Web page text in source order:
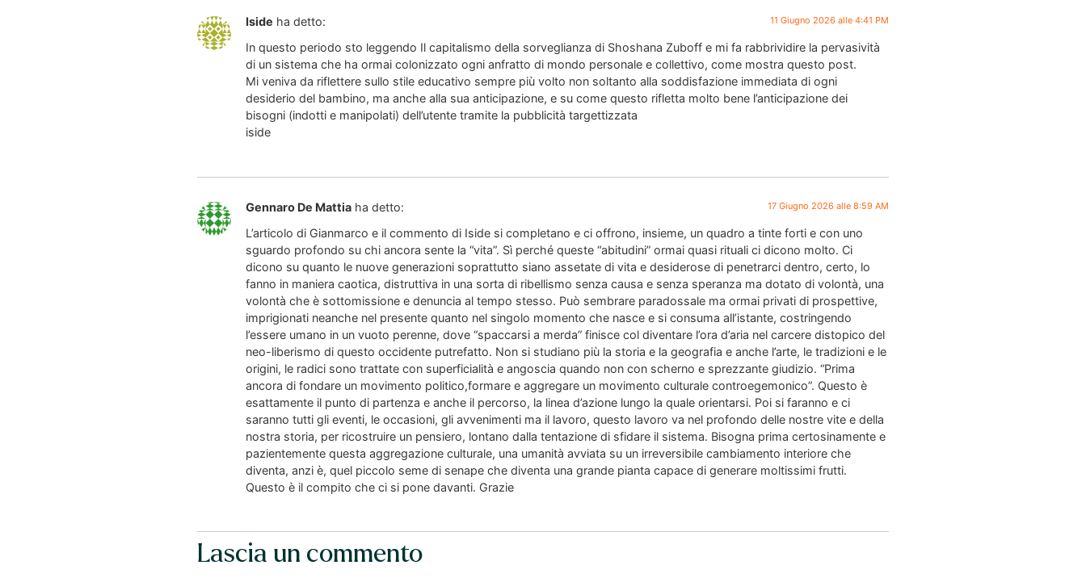
Iside ha detto: 11 Giugno 2026 alle 4:41 PM
In questo periodo sto leggendo Il capitalismo della sorveglianza di Shoshana Zuboff e mi fa rabbrividire la pervasività
di un sistema che ha ormai colonizzato ogni anfratto di mondo personale e collettivo, come mostra questo post.
Mi veniva da riflettere sullo stile educativo sempre più volto non soltanto alla soddisfazione immediata di ogni
desiderio del bambino, ma anche alla sua anticipazione, e su come questo rifletta molto bene l’anticipazione dei
bisogni (indotti e manipolati) dell’utente tramite la pubblicità targettizzata
iside
Gennaro De Mattia ha detto: 17 Giugno 2026 alle 8:59 AM
L’articolo di Gianmarco e il commento di Iside si completano e ci offrono, insieme, un quadro a tinte forti e con uno
sguardo profondo su chi ancora sente la “vita”. Sì perché queste “abitudini” ormai quasi rituali ci dicono molto. Ci
dicono su quanto le nuove generazioni soprattutto siano assetate di vita e desiderose di penetrarci dentro, certo, lo
fanno in maniera caotica, distruttiva in una sorta di ribellismo senza causa e senza speranza ma dotato di volontà, una
volontà che è sottomissione e denuncia al tempo stesso. Può sembrare paradossale ma ormai privati di prospettive,
imprigionati neanche nel presente quanto nel singolo momento che nasce e si consuma all’istante, costringendo
l’essere umano in un vuoto perenne, dove “spaccarsi a merda” finisce col diventare l’ora d’aria nel carcere distopico del
neo-liberismo di questo occidente putrefatto. Non si studiano più la storia e la geografia e anche l’arte, le tradizioni e le
origini, le radici sono trattate con superficialità e angoscia quando non con scherno e sprezzante giudizio. “Prima
ancora di fondare un movimento politico,formare e aggregare un movimento culturale controegemonico”. Questo è
esattamente il punto di partenza e anche il percorso, la linea d’azione lungo la quale orientarsi. Poi si faranno e ci
saranno tutti gli eventi, le occasioni, gli avvenimenti ma il lavoro, questo lavoro va nel profondo delle nostre vite e della
nostra storia, per ricostruire un pensiero, lontano dalla tentazione di sfidare il sistema. Bisogna prima certosinamente e
pazientemente questa aggregazione culturale, una umanità avviata su un irreversibile cambiamento interiore che
diventa, anzi è, quel piccolo seme di senape che diventa una grande pianta capace di generare moltissimi frutti.
Questo è il compito che ci si pone davanti. Grazie
Lascia un commento